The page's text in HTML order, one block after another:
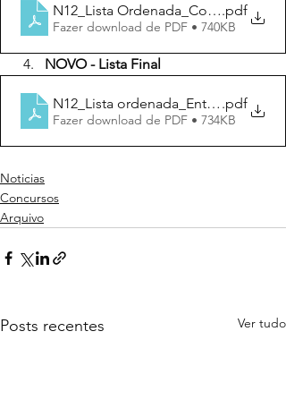
N12_Lista .pdf
Fazer download de PDF • 740KB
NOVO - Lista Final
N12_Lista ordenada_Entrevista _TMR
.pdf
Fazer download de PDF • 734KB
Noticias
Concursos
Arquivo
Posts recentes Ver tudo